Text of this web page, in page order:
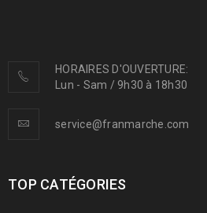
HORAIRES D'OUVERTURE:
Lun - Sam / 9h30 à 18h30
service@franmarche.com
TOP CATÉGORIES